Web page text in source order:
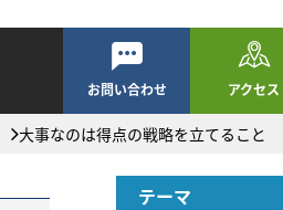
お問い合わせ アクセス
大事なのは得点の戦略を立てること
テーマ